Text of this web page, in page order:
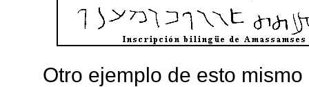
Otro ejemplo de esto